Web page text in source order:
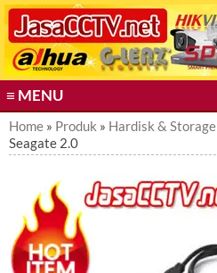
S
k
o
≡ MENU
Home » Produk » Hardisk & Storage
Seagate 2.0